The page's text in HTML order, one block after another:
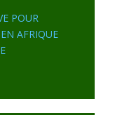
POUR
AFRIQUE